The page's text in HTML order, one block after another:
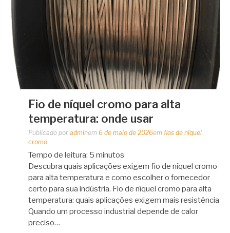
Fio de níquel cromo para alta
temperatura: onde usar
Publicado por adminem 6 de maio de 2026em fios de níquel
cromo
Tempo de leitura: 5 minutos
Descubra quais aplicações exigem fio de níquel cromo
para alta temperatura e como escolher o fornecedor
certo para sua indústria. Fio de níquel cromo para alta
temperatura: quais aplicações exigem mais resistência
Quando um processo industrial depende de calor
preciso…